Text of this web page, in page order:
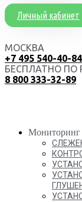
Личный кабинет
МОСКВА
+7 495 540-40-84
БЕСПЛАТНО ПО
8 800 333-32-89
Мониторинг